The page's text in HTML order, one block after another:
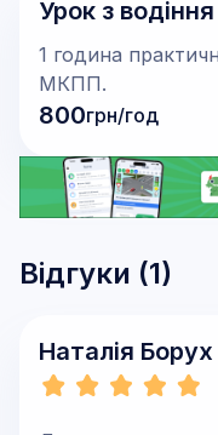
Урок з
1 година
МКПП.
800грн/год
Відгуки (1)
Наталія Борух